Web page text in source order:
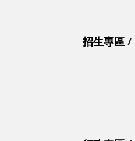
招生專區